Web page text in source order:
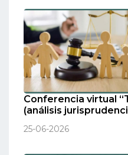
Conferencia virtual
(análisis
25-06-2026